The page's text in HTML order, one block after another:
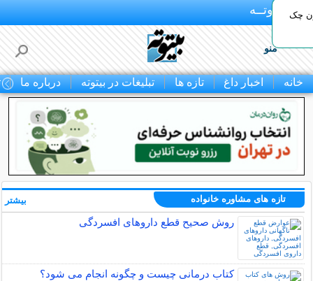
بـیتوتــه
منو
خانه اخبار داغ تازه ها تبلیغات در بیتوته درباره ما
چک
تازه های مشاوره خانواده
روش صحیح قطع داروهای افسردگی
کتاب درمانی چیست و چگونه انجام می شود؟
بیشتر